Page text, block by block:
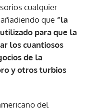
cualquier
que “la
para que la
los cuantiosos
de la
y otros turbios
del